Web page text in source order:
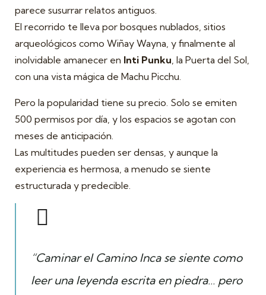
parece susurrar relatos antiguos.
El recorrido te lleva por bosques nublados, sitios
arqueológicos como Wiñay Wayna, y finalmente al
inolvidable amanecer en Inti Punku, la Puerta del Sol,
con una vista mágica de Machu Picchu.
Pero la popularidad tiene su precio. Solo se emiten
500 permisos por día, y los espacios se agotan con
meses de anticipación.
Las multitudes pueden ser densas, y aunque la
experiencia es hermosa, a menudo se siente
estructurada y predecible.
“Caminar el Camino Inca se siente como
leer una leyenda escrita en piedra… pero